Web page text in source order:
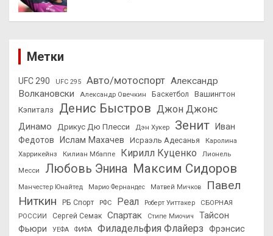
Метки
UFC 290 UFC 295 Авто/мотоспорт Александр
Волкановски
Александр Овечкин Баскетбол
Вашингтон
Кэпиталз
Денис Быстров Джон Джонс
Динамо Дрикус Дю Плесси Дэн Хукер Зенит Иван
Федотов
Ислам Махачев Исраэль Адесанья
Каролина
Харрикейнз
Килиан Мбаппе Кирилл Куценко
Лионель
Месси
Любовь Энина Максим Сидоров
Манчестер Юнайтед Марио Фернандес Матвей Мичков
Павел
Ниткин
РБ Спорт РФС Реал Роберт Уиттакер
СБОРНАЯ
РОССИИ
Сергей Семак Спартак Стипе Миочич
Тайсон
Фьюри
УЕФА ФИФА Филадельфия Флайерз Фрэнсис